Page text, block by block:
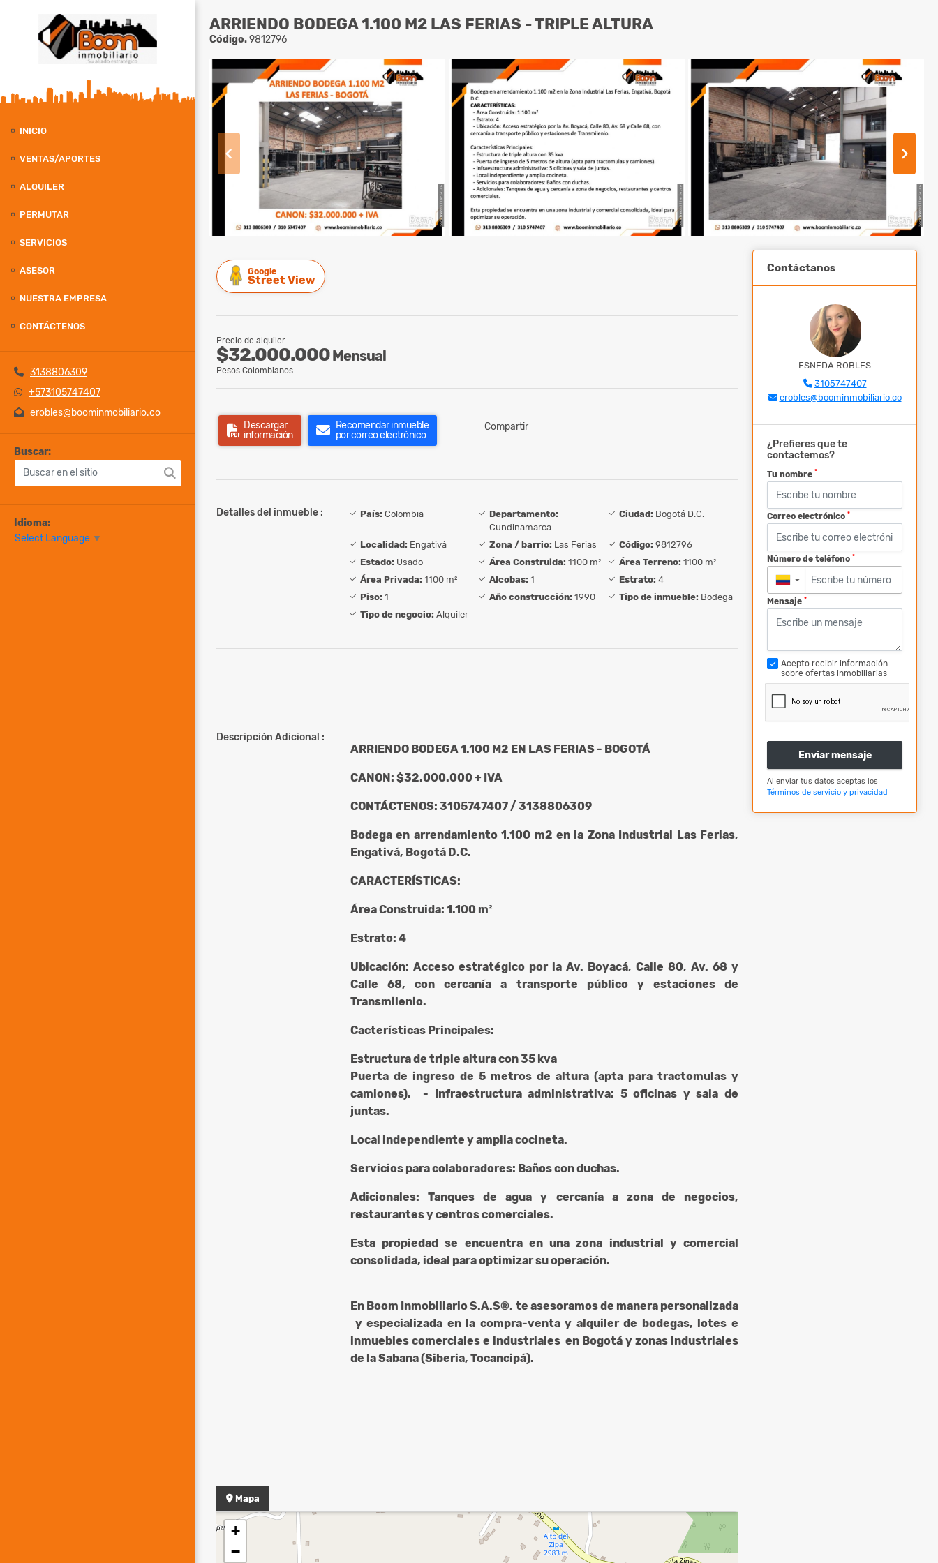
INICIO
VENTAS/APORTES
ALQUILER
PERMUTAR
SERVICIOS
ASESOR
NUESTRA EMPRESA
CONTÁCTENOS
3138806309
+573105747407
erobles@boominmobiliario.co
Buscar:
Idioma:
Select Language ▼
ARRIENDO BODEGA 1.100 M2 LAS FERIAS - TRIPLE ALTURA
Código.9812796
Google
Street View
Precio de alquiler
$32.000.000Mensual
Pesos Colombianos
Descargar
información
Recomendar inmueble
por correo electrónico
Compartir
Detalles del inmueble : País: Colombia
Departamento:
Cundinamarca
Ciudad: Bogotá D.C.
Localidad: Engativá Zona / barrio: Las Ferias Código: 9812796
Estado: Usado Área Construida: 1100 m² Área Terreno: 1100 m²
Área Privada: 1100 m² Alcobas: 1 Estrato: 4
Piso: 1 Año construcción: 1990 Tipo de inmueble: Bodega
Tipo de negocio: Alquiler
Descripción Adicional :
ARRIENDO BODEGA 1.100 M2 EN LAS FERIAS - BOGOTÁ
CANON: $32.000.000 + IVA
CONTÁCTENOS: 3105747407 / 3138806309
Bodega en arrendamiento 1.100 m2 en la Zona Industrial Las Ferias,
Engativá, Bogotá D.C.
CARACTERÍSTICAS:
Área Construida: 1.100 m²
Estrato: 4
Ubicación: Acceso estratégico por la Av. Boyacá, Calle 80, Av. 68 y
Calle 68, con cercanía a transporte público y estaciones de
Transmilenio.
Cacterísticas Principales:
Estructura de triple altura con 35 kva
Puerta de ingreso de 5 metros de altura (apta para tractomulas y
camiones). - Infraestructura administrativa: 5 oficinas y sala de
juntas.
Local independiente y amplia cocineta.
Servicios para colaboradores: Baños con duchas.
Adicionales: Tanques de agua y cercanía a zona de negocios,
restaurantes y centros comerciales.
Esta propiedad se encuentra en una zona industrial y comercial
consolidada, ideal para optimizar su operación.
En Boom Inmobiliario S.A.S®, te asesoramos de manera personalizada
y especializada en la compra-venta y alquiler de bodegas, lotes e
inmuebles comerciales e industriales en Bogotá y zonas industriales
de la Sabana (Siberia, Tocancipá).
Mapa
+
−
Contáctanos
ESNEDA ROBLES
3105747407
erobles@boominmobiliario.co
¿Prefieres que te
contactemos?
Tu nombre *
Correo electrónico *
Número de teléfono *
▼
Mensaje *
Acepto recibir información
sobre ofertas inmobiliarias
Enviar mensaje
Al enviar tus datos aceptas los
Términos de servicio y privacidad